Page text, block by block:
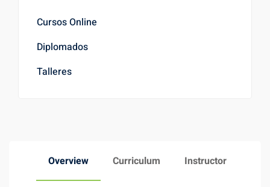
Overview Curriculum Instructor
Cursos Online
Diplomados
Talleres